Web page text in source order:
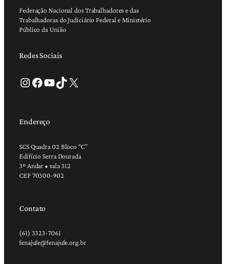
Federação Nacional dos Trabalhadores e das
Trabalhadoras do Judiciário Federal e Ministério
Público da União
Redes Sociais
Instagram Facebook Youtube TikTok X
Endereço
SCS Quadra 02 Bloco “C”
Edifício Serra Dourada
3º Andar • sala 312
CEP 70300-902
Contato
(61) 3323-7061
fenajufe@fenajufe.org.br